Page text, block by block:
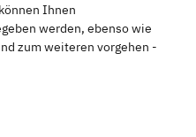
Ihnen
werden, ebenso wie
zum weiteren vorgehen -